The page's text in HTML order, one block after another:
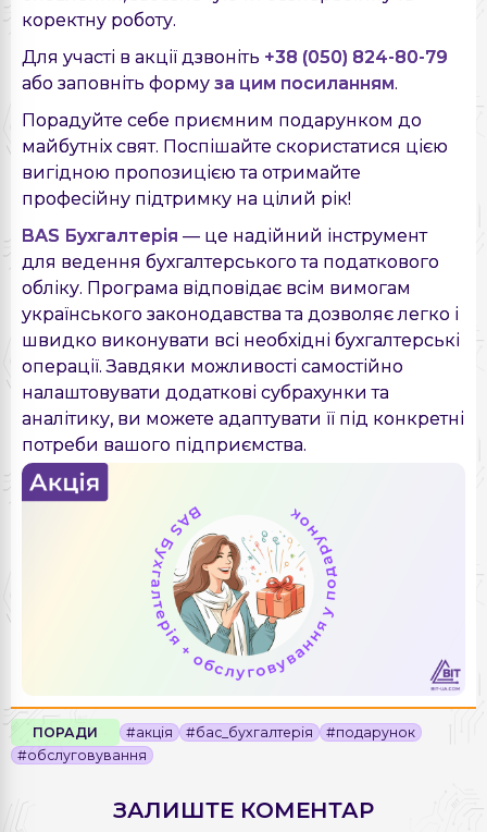
коректну роботу.
Для участі в акції дзвоніть +38 (050) 824-80-79
або заповніть форму за цим посиланням.
Порадуйте себе приємним подарунком до
майбутніх свят. Поспішайте скористатися цією
вигідною пропозицією та отримайте
професійну підтримку на цілий рік!
BAS Бухгалтерія — це надійний інструмент
для ведення бухгалтерського та податкового
обліку. Програма відповідає всім вимогам
українського законодавства та дозволяє легко і
швидко виконувати всі необхідні бухгалтерські
операції. Завдяки можливості самостійно
налаштовувати додаткові субрахунки та
аналітику, ви можете адаптувати її під конкретні
потреби вашого підприємства.
ПОРАДИ #акція #бас_бухгалтерія
#подарунок
#обслуговування
ЗАЛИШТЕ КОМЕНТАР